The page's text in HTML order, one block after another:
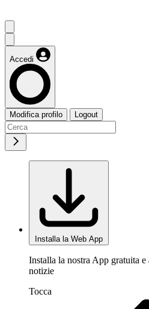
Accedi
Modifica profilo Logout
Installa la Web App
Installa la nostra App gratuita
notizie
Tocca